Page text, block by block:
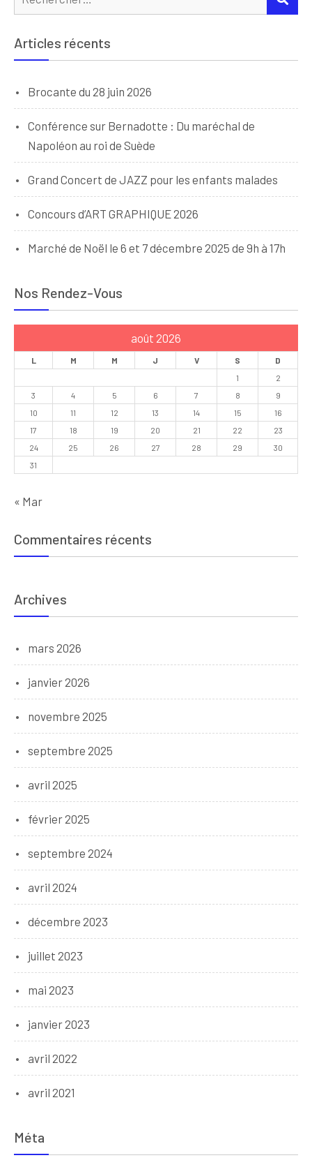
Articles récents
Brocante du 28 juin 2026
Conférence sur Bernadotte : Du maréchal de
Napoléon au roi de Suède
Grand Concert de JAZZ pour les enfants malades
Concours d’ART GRAPHIQUE 2026
Marché de Noël le 6 et 7 décembre 2025 de 9h à 17h
Nos Rendez-Vous
août 2026
L M M J V S
D
1
2
3
4 5 6 7 8
9
10
11 12 13 14 15
16
17
18 19 20 21 22
23
24
25 26 27 28 29
30
31
« Mar
Commentaires récents
Archives
mars 2026
janvier 2026
novembre 2025
septembre 2025
avril 2025
février 2025
septembre 2024
avril 2024
décembre 2023
juillet 2023
mai 2023
janvier 2023
avril 2022
avril 2021
Méta